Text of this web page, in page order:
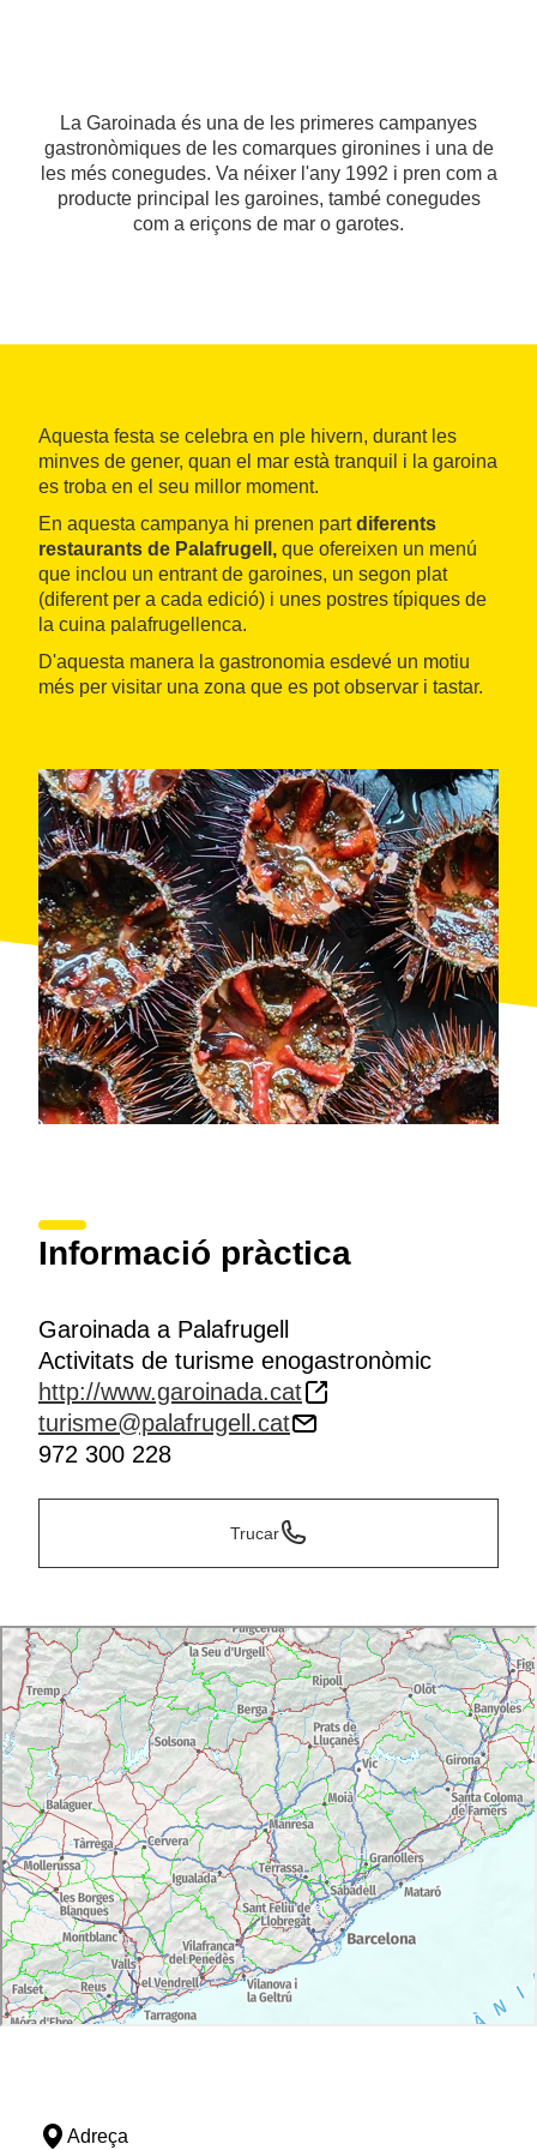
La Garoinada és una de les primeres campanyes
gastronòmiques de les comarques gironines i una de
les més conegudes. Va néixer l'any 1992 i pren com a
producte principal les garoines, també conegudes
com a eriçons de mar o garotes.
Aquesta festa se celebra en ple hivern, durant les
minves de gener, quan el mar està tranquil i la garoina
es troba en el seu millor moment.
En aquesta campanya hi prenen partdiferents
restaurants de Palafrugell, que ofereixen un menú
que inclou un entrant de garoines, un segon plat
(diferent per a cada edició) i unes postres típiques de
la cuina palafrugellenca.
D'aquesta manera la gastronomia esdevé un motiu
més per visitar una zona que es pot observar i tastar.
Informació pràctica
Garoinada a Palafrugell
Activitats de turisme enogastronòmic
http://www.garoinada.cat
turisme@palafrugell.cat
972 300 228
Trucar
Adreça